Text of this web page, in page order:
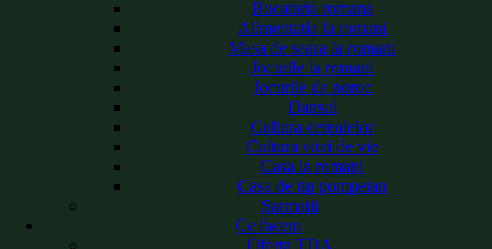
Bucataria romana
Alimentatia la romani
Masa de seara la romani
Jocurile la romani
Jocurile de noroc
Dansul
Cultura cerealelor
Cultura vitei de vie
Casa la romani
Casa de tip pompeian
Sarmatii
Ce facem
Oferta TDA